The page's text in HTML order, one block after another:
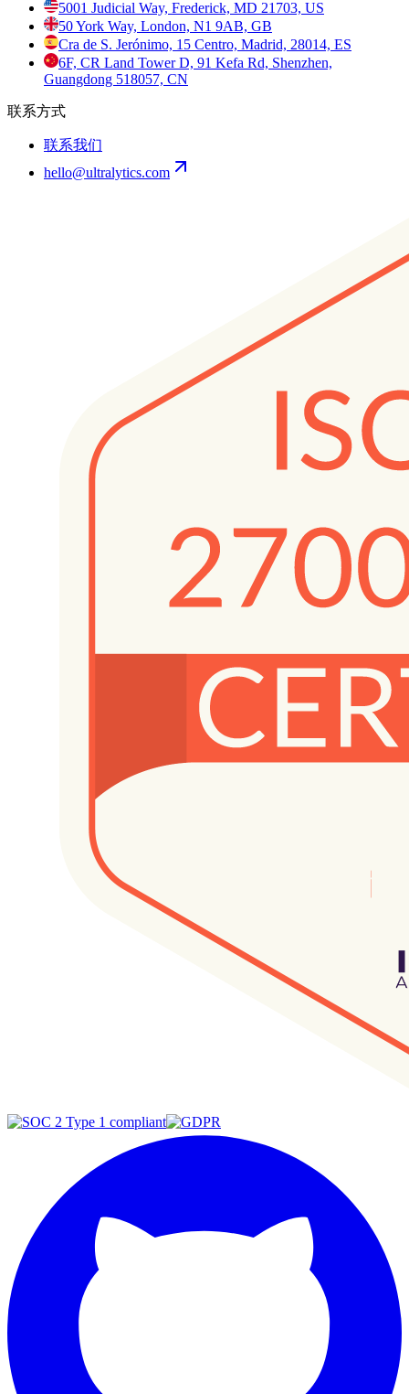
5001 Judicial Way, Frederick, MD 21703, US
50 York Way, London, N1 9AB, GB
Cra de S. Jerónimo, 15 Centro, Madrid, 28014, ES
6F, CR Land Tower D, 91 Kefa Rd, Shenzhen,
Guangdong 518057, CN
联系方式
联系我们
hello@ultralytics.com